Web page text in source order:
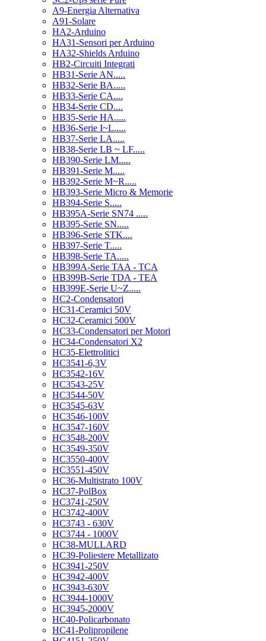
A9-Energia Alternativa
A91-Solare
HA2-Arduino
HA31-Sensori per Arduino
HA32-Shields Arduino
HB2-Circuiti Integrati
HB31-Serie AN.....
HB32-Serie BA.....
HB33-Serie CA....
HB34-Serie CD....
HB35-Serie HA.....
HB36-Serie I~L.....
HB37-Serie LA.....
HB38-Serie LB ~ LF.....
HB390-Serie LM.....
HB391-Serie M.....
HB392-Serie M~R.....
HB393-Serie Micro & Memorie
HB394-Serie S.....
HB395A-Serie SN74 .....
HB395-Serie SN.....
HB396-Serie STK....
HB397-Serie T.....
HB398-Serie TA.....
HB399A-Serie TAA - TCA
HB399B-Serie TDA - TEA
HB399E-Serie U~Z.....
HC2-Condensatori
HC31-Ceramici 50V
HC32-Ceramici 500V
HC33-Condensatori per Motori
HC34-Condensatori X2
HC35-Elettrolitici
HC3541-6,3V
HC3542-16V
HC3543-25V
HC3544-50V
HC3545-63V
HC3546-100V
HC3547-160V
HC3548-200V
HC3549-350V
HC3550-400V
HC3551-450V
HC36-Multistrato 100V
HC37-PolBox
HC3741-250V
HC3742-400V
HC3743 - 630V
HC3744 - 1000V
HC38-MULLARD
HC39-Poliestere Metallizato
HC3941-250V
HC3942-400V
HC3943-630V
HC3944-1000V
HC3945-2000V
HC40-Policarbonato
HC41-Polipropilene